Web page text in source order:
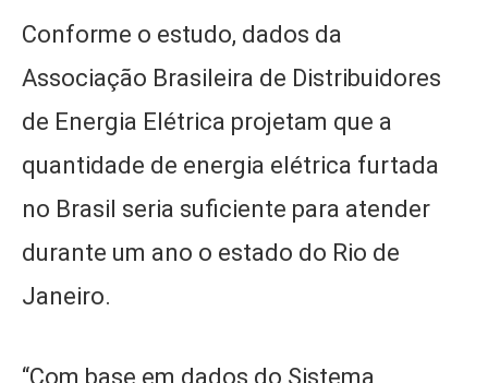
Conforme o estudo, dados da
Associação Brasileira de Distribuidores
de Energia Elétrica projetam que a
quantidade de energia elétrica furtada
no Brasil seria suficiente para atender
durante um ano o estado do Rio de
Janeiro.
“Com base em dados do Sistema